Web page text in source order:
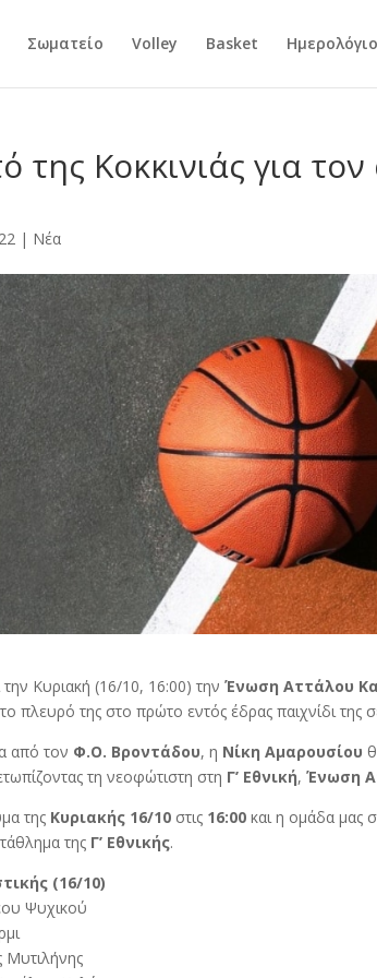
Σωματείο Volley Basket
της Κοκκινιάς για
| Νέα
την Κυριακή (16/10, 16:00) τηνΈνωση Αττάλου
πλευρό της στο πρώτο εντός έδρας παιχνίδι της
από τον Φ.Ο. Βροντάδου, η Νίκη Αμαρουσίου
τη νεοφώτιστη στη Γ’ Εθνική,Ένωση
της Κυριακής 16/10 στις 16:00 και η ομάδα μας
της Γ’ Εθνικής.
(16/10)
Ψυχικού
Μυτιλήνης